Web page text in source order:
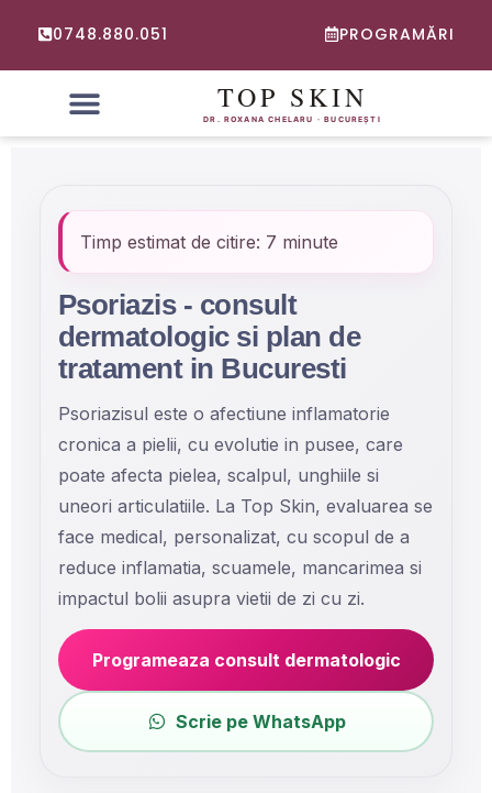
0748.880.051 PROGRAMĂRI
Timp estimat de citire: 7 minute
Psoriazis - consult
dermatologic si plan de
tratament in Bucuresti
Psoriazisul este o afectiune inflamatorie
cronica a pielii, cu evolutie in pusee, care
poate afecta pielea, scalpul, unghiile si
uneori articulatiile. La Top Skin, evaluarea se
face medical, personalizat, cu scopul de a
reduce inflamatia, scuamele, mancarimea si
impactul bolii asupra vietii de zi cu zi.
Programeaza consult dermatologic
Scrie pe WhatsApp